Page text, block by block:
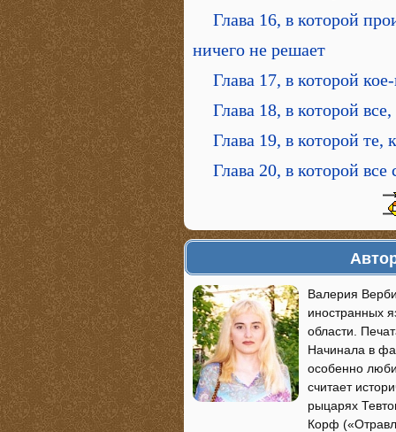
Глава 16, в которой
ничего не решает
Глава 17, в которой
Глава 18, в которой
Глава 19, в которой
Глава 20, в которой все
Валерия
иностранных
области.
Начинала в
особенно
считает
рыцарях
Корф